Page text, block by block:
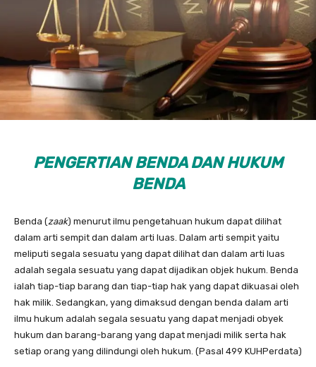
PENGERTIAN BENDA DAN HUKUM
BENDA
Benda (zaak) menurut ilmu pengetahuan hukum dapat dilihat
dalam arti sempit dan dalam arti luas. Dalam arti sempit yaitu
meliputi segala sesuatu yang dapat dilihat dan dalam arti luas
adalah segala sesuatu yang dapat dijadikan objek hukum. Benda
ialah tiap-tiap barang dan tiap­-tiap hak yang dapat dikuasai oleh
hak milik. Sedangkan, yang di­maksud dengan benda dalam arti
ilmu hukum adalah segala sesuatu yang dapat menjadi obyek
hukum dan barang-barang yang dapat menjadi milik serta hak
setiap orang yang dilindungi oleh hukum. (Pasal 499 KUHPerdata)